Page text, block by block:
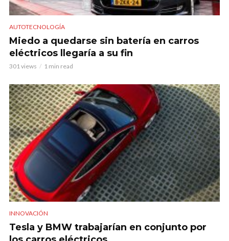
AUTOTECNOLOGÍA
Miedo a quedarse sin batería en carros
eléctricos llegaría a su fin
301 views 1 min read
INNOVACIÓN
Tesla y BMW trabajarían en conjunto por